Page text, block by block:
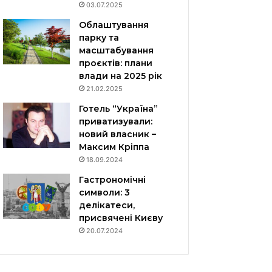
03.07.2025
Облаштування
парку та
масштабування
проєктів: плани
влади на 2025 рік
21.02.2025
Готель “Україна”
приватизували:
новий власник –
Максим Кріппа
18.09.2024
Гастрономічні
символи: 3
делікатеси,
присвячені Києву
20.07.2024